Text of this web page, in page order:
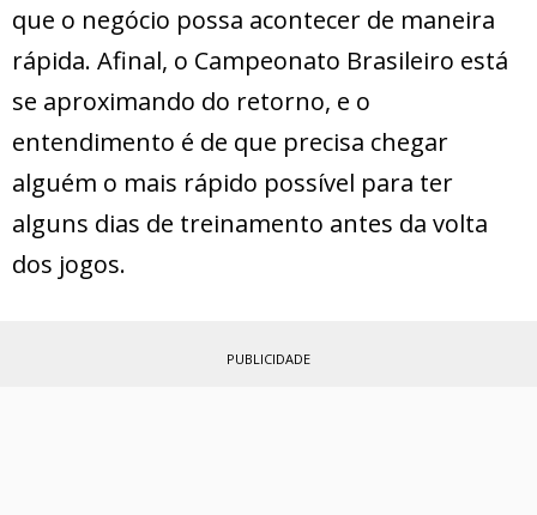
que o negócio possa acontecer de maneira
rápida. Afinal, o Campeonato Brasileiro está
se aproximando do retorno, e o
entendimento é de que precisa chegar
alguém o mais rápido possível para ter
alguns dias de treinamento antes da volta
dos jogos.
PUBLICIDADE